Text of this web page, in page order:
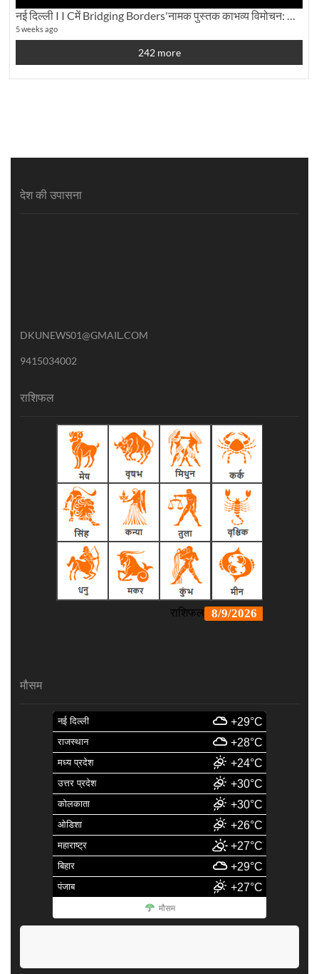
नई दिल्ली I I Cमें Bridging Borders'नामक पुस्तक काभव्य विमोचन: Dku ब्यूरो चीफ की ग्राउंड रिपोर्टिंग
5 weeks ago
242 more
देश की उपासना
DKUNEWS01@GMAIL.COM
9415034002
राशिफल
मौसम
नई दिल्ली +29°C
राजस्थान +28°C
मध्य प्रदेश +24°C
उत्तर प्रदेश +30°C
कोलकाता +30°C
ओडिशा +26°C
महाराष्ट्र +27°C
बिहार +29°C
पंजाब +27°C
मौसम